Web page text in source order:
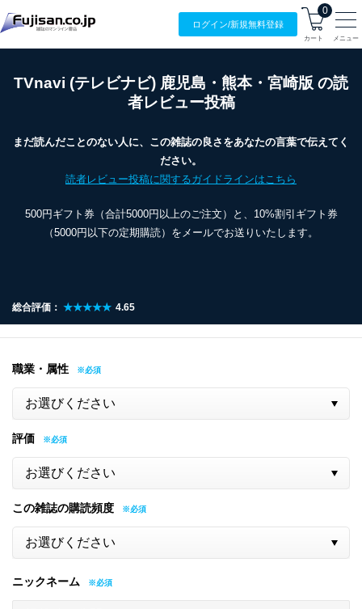
ログイン/新規無料登録
0
カート メニュー
TVnavi (テレビナビ) 鹿児島・熊本・宮崎版 の読
者レビュー投稿
まだ読んだことのない人に、この雑誌の良さをあなたの言葉で伝えてく
ださい。
読者レビュー投稿に関するガイドラインはこちら
500円ギフト券（合計5000円以上のご注文）と、10%割引ギフト券
（5000円以下の定期購読）をメールでお送りいたします。
総合評価： ★★★★★ 4.65
職業・属性
評価
この雑誌の購読頻度
ニックネーム